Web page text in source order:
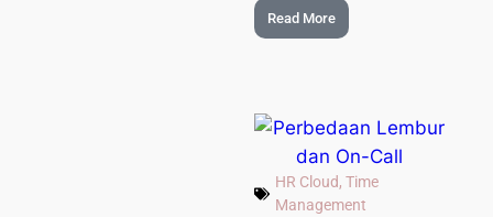
Read More
HR Cloud,Time
Management